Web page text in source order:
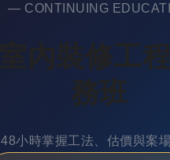
— CONTINUING
室內裝修工
務班
48小時掌握工法、估價與案